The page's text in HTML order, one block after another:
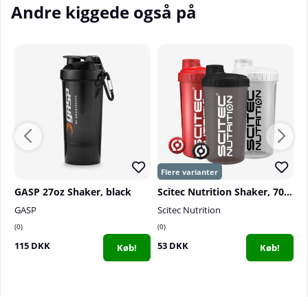
Andre kiggede også på
GASP 27oz Shaker, black
GASP
0
115 DKK Køb!
Scitec Nutrition Shaker, 700 ml
Scitec Nutrition
0
53 DKK Køb!